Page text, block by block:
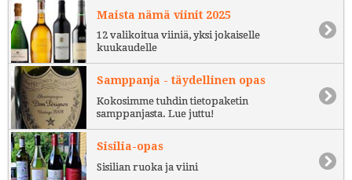
Maista nämä viinit 2025
12 valikoitua viiniä, yksi jokaiselle
kuukaudelle
Samppanja - täydellinen opas
Kokosimme tuhdin tietopaketin
samppanjasta. Lue juttu!
Sisilia-opas
Sisilian ruoka ja viini